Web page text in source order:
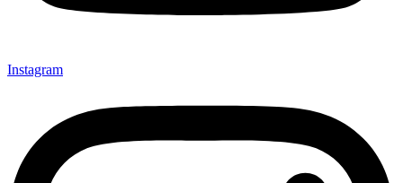
Instagram